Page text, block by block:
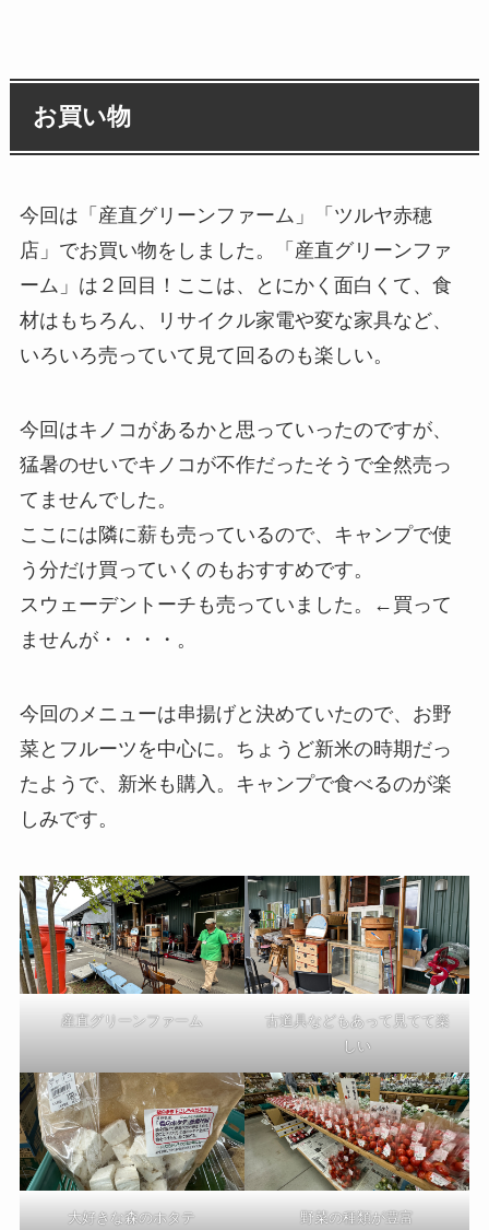
お買い物
今回は「産直グリーンファーム」「ツルヤ赤穂
店」でお買い物をしました。「産直グリーンファ
ーム」は２回目！ここは、とにかく面白くて、食
材はもちろん、リサイクル家電や変な家具など、
いろいろ売っていて見て回るのも楽しい。
今回はキノコがあるかと思っていったのですが、
猛暑のせいでキノコが不作だったそうで全然売っ
てませんでした。
ここには隣に薪も売っているので、キャンプで使
う分だけ買っていくのもおすすめです。
スウェーデントーチも売っていました。←買って
ませんが・・・・。
今回のメニューは串揚げと決めていたので、お野
菜とフルーツを中心に。ちょうど新米の時期だっ
たようで、新米も購入。キャンプで食べるのが楽
しみです。
産直グリーンファーム
古道具などもあって見てて楽
しい
大好きな森のホタテ 野菜の種類が豊富